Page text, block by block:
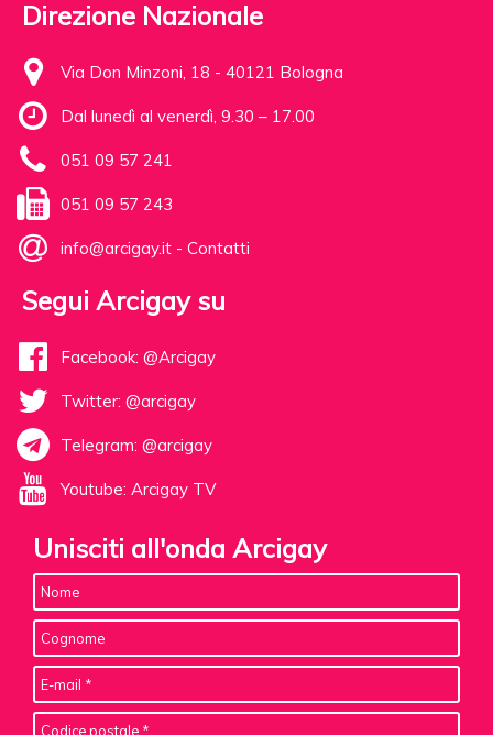
Direzione Nazionale
Via Don Minzoni, 18 - 40121 Bologna
Dal lunedì al venerdì, 9.30 – 17.00
051 09 57 241
051 09 57 243
info@arcigay.it - Contatti
Segui Arcigay su
Facebook: @Arcigay
Twitter: @arcigay
Telegram: @arcigay
Youtube: Arcigay TV
Unisciti all'onda Arcigay